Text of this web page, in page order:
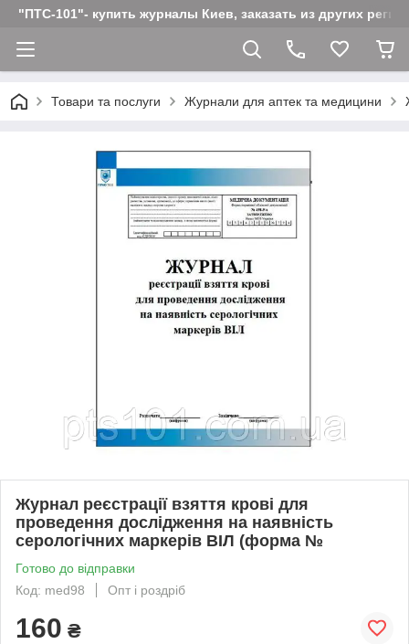
"ПТС-101"- купить журналы Киев, заказать из других
Товари та послуги Журнали для аптек та медицини
Журнал реєстрації взяття крові для
проведення дослідження на наявність
серологічних маркерів ВІЛ (форма №
Готово до відправки
Код: med98
Опт і роздріб
160 ₴